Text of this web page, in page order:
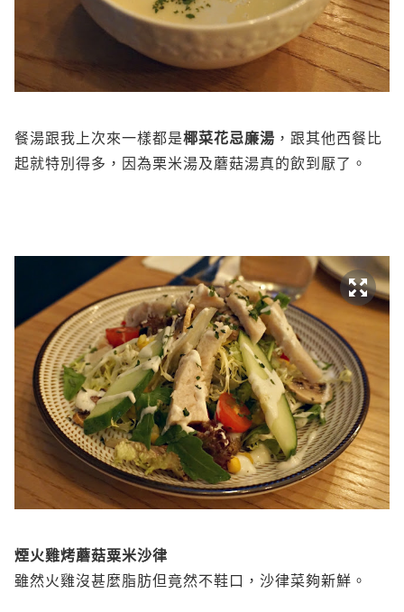
餐湯跟我上次來一樣都是椰菜花忌廉湯 ，跟其他西餐比
起就特別得多，因為栗米湯及蘑菇湯真的飲到厭了。
煙火雞烤蘑菇粟米沙律
雖然火雞沒甚麼脂肪但竟然不鞋口，沙律菜夠新鮮。